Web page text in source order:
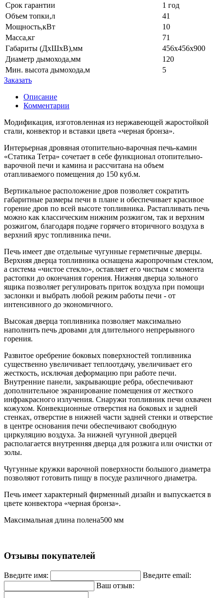
Срок гарантии
1 год
Объем топки,л
41
Мощность,кВт
10
Масса,кг
71
Габариты (ДхШхВ),мм
456х456х900
Диаметр дымохода,мм
120
Мин. высота дымохода,м
5
Заказать
Описание
Комментарии
Модификация, изготовленная из нержавеющей жаростойкой
стали, конвектор и вставки цвета «черная бронза».
Интерьерная дровяная отопительно-варочная печь-камин
«Статика Тетра» сочетает в себе функционал отопительно-
варочной печи и камина и рассчитана на объем
отапливаемого помещения до 150 куб.м.
Вертикальное расположение дров позволяет сократить
габаритные размеры печи в плане и обеспечивает красивое
горение дров по всей высоте топливника. Растапливать печь
можно как классическим нижним розжигом, так и верхним
розжигом, благодаря подаче горячего вторичного воздуха в
верхний ярус топливника печи.
Печь имеет две отдельные чугунные герметичные дверцы.
Верхняя дверца топливника оснащена жаропрочным стеклом,
а система «чистое стекло», оставляет его чистым с момента
растопки до окончания горения. Нижняя дверца зольного
ящика позволяет регулировать приток воздуха при помощи
заслонки и выбрать любой режим работы печи - от
интенсивного до экономичного.
Высокая дверца топливника позволяет максимально
наполнить печь дровами для длительного непрерывного
горения.
Развитое оребрение боковых поверхностей топливника
существенно увеличивает теплоотдачу, увеличивает его
жесткость, исключая деформацию при работе печи.
Внутренние панели, закрывающие ребра, обеспечивают
дополнительное экранирование помещения от жесткого
инфракрасного излучения. Снаружи топливник печи охвачен
кожухом. Конвекционные отверстия на боковых и задней
стенках, отверстие в нижней части задней стенки и отверстие
в центре основания печи обеспечивают свободную
циркуляцию воздуха. За нижней чугунной дверцей
располагается внутренняя дверца для розжига или очистки от
золы.
Чугунные кружки варочной поверхности большого диаметра
позволяют готовить пищу в посуде различного диаметра.
Печь имеет характерный фирменный дизайн и выпускается в
цвете конвектора «черная бронза».
Максимальная длина полена500 мм
Отзывы покупателей
Введите имя:
Введите email:
Ваш отзыв: